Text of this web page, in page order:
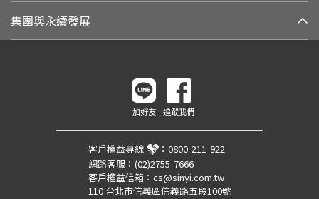
集團與永續發展
加好友 追蹤我們
客戶權益專線 ： 0800-211-922
網路客服： (02)2755-7666
客戶權益信箱： cs@sinyi.com.tw
110 台北市信義區信義路五段100號